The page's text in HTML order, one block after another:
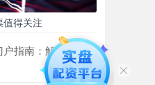
得关注
指南：解锁投资